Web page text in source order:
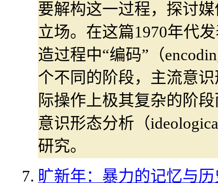
要解构这一过程，探讨
立场。在这篇1970年代
造过程中“编码”（
个不同的阶段，主流意
际操作上极其复杂的阶
意识形态分析（
研究。
旷新年：暴力的记忆与